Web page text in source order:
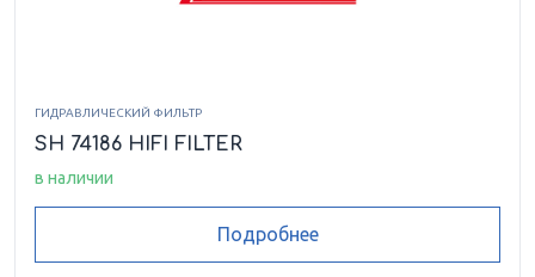
ГИДРАВЛИЧЕСКИЙ ФИЛЬТР
SH 74186 HIFI FILTER
в наличии
Подробнее